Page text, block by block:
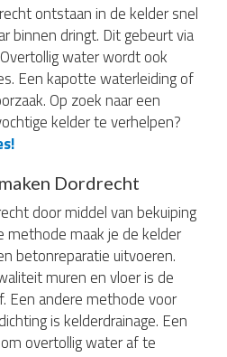
ontstaan in de kelder snel
binnen dringt. Dit gebeurt via
water wordt ook
Een kapotte waterleiding of
Op zoek naar een
kelder te verhelpen?
Dordrecht
door middel van bekuiping
maak je de kelder
betonreparatie uitvoeren.
muren en vloer is de
Een andere methode voor
is kelderdrainage. Een
overtollig water af te